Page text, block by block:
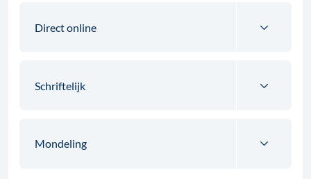
Direct online
Schriftelijk
Mondeling